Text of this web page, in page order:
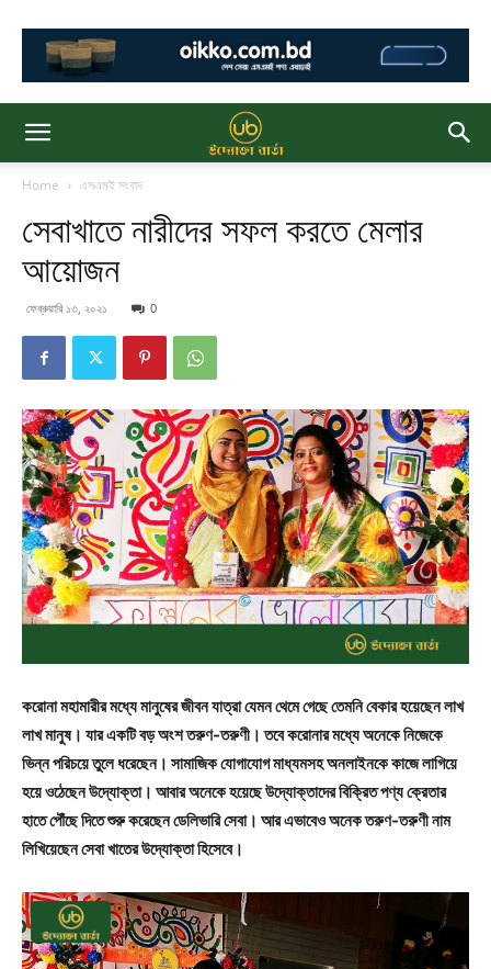
Home এসএমই সংবাদ
সেবাখাতে নারীদের সফল করতে মেলার
আয়োজন
ফেব্রুয়ারি ১৩, ২০২১ 0
করোনা মহামারীর মধ্যে মানুষের জীবন যাত্রা যেমন থেমে গেছে তেমনি বেকার হয়েছেন লাখ
লাখ মানুষ। যার একটি বড় অংশ তরুণ-তরুণী। তবে করোনার মধ্যে অনেকে নিজেকে
ভিন্ন পরিচয়ে তুলে ধরেছেন। সামাজিক যোগাযোগ মাধ্যমসহ অনলাইনকে কাজে লাগিয়ে
হয়ে ওঠেছেন উদ্যোক্তা। আবার অনেকে হয়েছে উদ্যোক্তাদের বিক্রিত পণ্য ক্রেতার
হাতে পৌঁছে দিতে শুরু করেছেন ডেলিভারি সেবা। আর এভাবেও অনেক তরুণ-তরুণী নাম
লিখিয়েছেন সেবা খাতের উদ্যোক্তা হিসেবে।